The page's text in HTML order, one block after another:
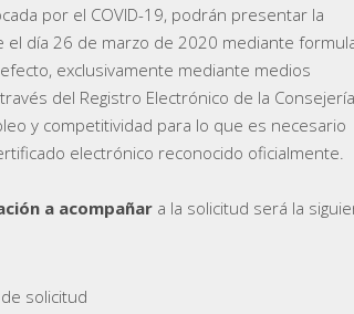
por el COVID-19, podrán presentar la
el día 26 de marzo de 2020 mediante
exclusivamente mediante medios
del Registro Electrónico de la
y competitividad para lo que es necesario
electrónico reconocido oficialmente.
a acompañar a la solicitud será la
solicitud